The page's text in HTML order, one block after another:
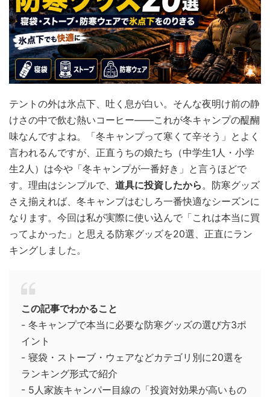
テントの外は氷点下、吐く息が白い。そんな夜明け前の静
けさの中で飲む熱いコーヒー——これが冬キャンプの醍醐
味なんですよね。「冬キャンプって寒くて辛そう」とよく
言われるんですが、正直うちの娘たち（中学生1人・小学
生2人）は今や「冬キャンプが一番好き」と言うほどで
す。理由はシンプルで、 道具に投資したから。防寒グッズ
さえ揃えれば、冬キャンプはむしろ一番快適なシーズンに
なります。今回は私が実際に使い込んで「これは本当に買
ってよかった」と思える防寒グッズを20選、正直にラン
キングしました。
この記事でわかること
- 冬キャンプで本当に必要な防寒グッズの選び方3ポ
イント
- 寝袋・ストーブ・ウェアなどカテゴリ別に20選を
ランキング形式で紹介
- 5人家族キャンパー目線の「投資対効果が高いもの